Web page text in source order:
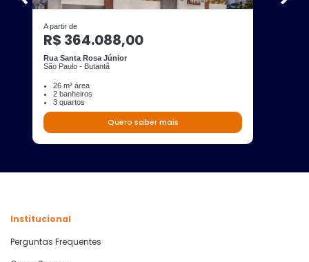
A partir de
R$ 364.088,00
Rua Santa Rosa Júnior
São Paulo - Butantã
26 m² área
2 banheiros
3 quartos
Quero saber mais
Institucional
Perguntas Frequentes